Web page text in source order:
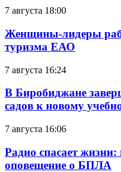
7 августа 18:00
Женщины-лидеры
туризма ЕАО
7 августа 16:24
В Биробиджане
садов к новому
7 августа 16:06
Радио спасает жизни:
оповещение о БПЛА